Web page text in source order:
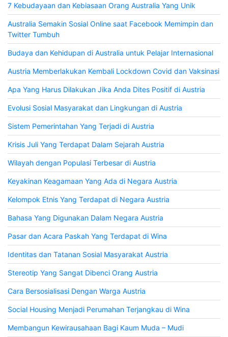
7 Kebudayaan dan Kebiasaan Orang Australia Yang Unik
Australia Semakin Sosial Online saat Facebook Memimpin dan
Twitter Tumbuh
Budaya dan Kehidupan di Australia untuk Pelajar Internasional
Austria Memberlakukan Kembali Lockdown Covid dan Vaksinasi
Apa Yang Harus Dilakukan Jika Anda Dites Positif di Austria
Evolusi Sosial Masyarakat dan Lingkungan di Austria
Sistem Pemerintahan Yang Terjadi di Austria
Krisis Juli Yang Terdapat Dalam Sejarah Austria
Wilayah dengan Populasi Terbesar di Austria
Keyakinan Keagamaan Yang Ada di Negara Austria
Kelompok Etnis Yang Terdapat di Negara Austria
Bahasa Yang Digunakan Dalam Negara Austria
Pasar dan Acara Paskah Yang Terdapat di Wina
Identitas dan Tatanan Sosial Masyarakat Austria
Stereotip Yang Sangat Dibenci Orang Austria
Cara Bersosialisasi Dengan Warga Austria
Social Housing Menjadi Perumahan Terjangkau di Wina
Membangun Kewirausahaan Bagi Kaum Muda – Mudi